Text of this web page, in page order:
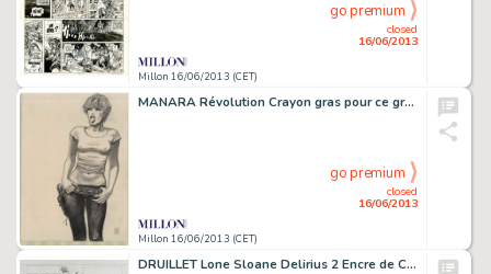
Millon 16/06/2013 (CET)
closed
16/06/2013
go premium
MANARA Révolution Crayon gras pour ce grand dessin représentant l'héroïne.
Millon 16/06/2013 (CET)
closed
16/06/2013
go premium
DRUILLET Lone Sloane Delirius 2 Encre de Chine avec crayonné sous-jacent